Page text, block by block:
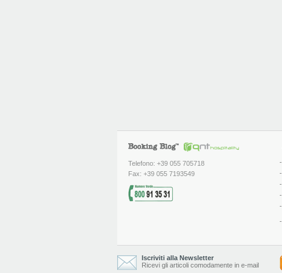
Telefono: +39 055 705718
Fax: +39 055 7193549
-
-
-
-
-
-
Iscriviti alla Newsletter
Ricevi gli articoli comodamente in e-mail